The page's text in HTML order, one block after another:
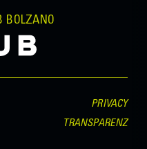
BOLZANO
PRIVACY
TRANSPARENZ